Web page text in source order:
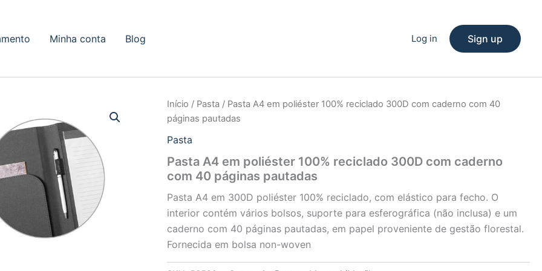
Minha conta Blog Log in Sign up
Início / Pasta / Pasta A4 em poliéster 100% reciclado 300D com caderno com 40
páginas pautadas
Pasta
Pasta A4 em poliéster 100% reciclado 300D com caderno
com 40 páginas pautadas
Pasta A4 em 300D poliéster 100% reciclado, com elástico para fecho. O
interior contém vários bolsos, suporte para esferográfica (não inclusa) e um
caderno com 40 páginas pautadas, em papel proveniente de gestão florestal.
Fornecida em bolsa non-woven